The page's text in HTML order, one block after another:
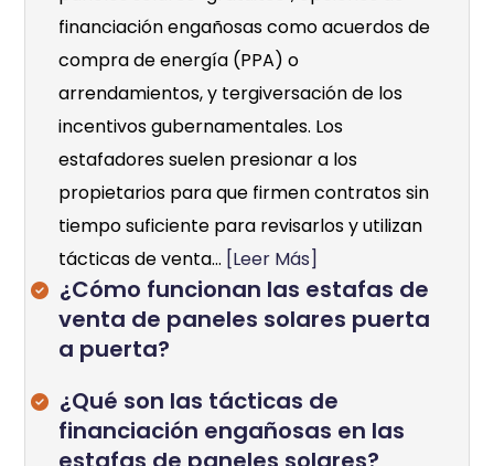
financiación engañosas como acuerdos de
compra de energía (PPA) o
arrendamientos, y tergiversación de los
incentivos gubernamentales. Los
estafadores suelen presionar a los
propietarios para que firmen contratos sin
tiempo suficiente para revisarlos y utilizan
tácticas de venta... [Leer Más]
¿Cómo funcionan las estafas de
venta de paneles solares puerta
a puerta?
¿Qué son las tácticas de
financiación engañosas en las